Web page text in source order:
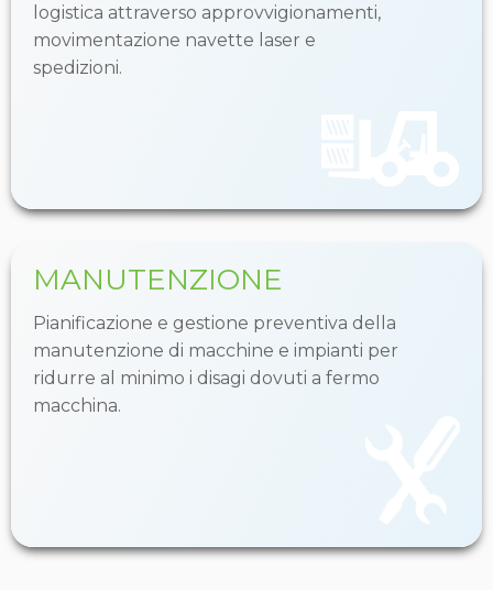
logistica attraverso approvvigionamenti,
movimentazione navette laser e
spedizioni.
MANUTENZIONE
Pianificazione e gestione preventiva della
manutenzione di macchine e impianti per
ridurre al minimo i disagi dovuti a fermo
macchina.